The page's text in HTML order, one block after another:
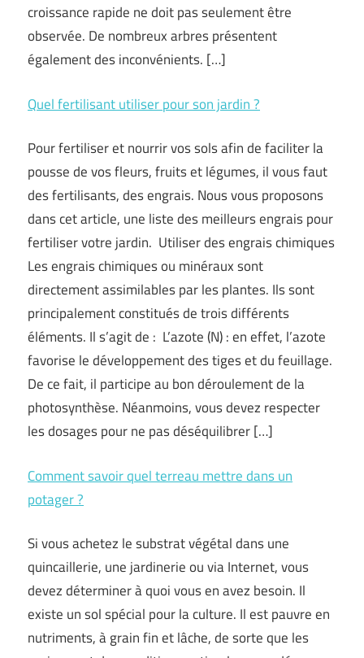
croissance rapide ne doit pas seulement être
observée. De nombreux arbres présentent
également des inconvénients. […]
Quel fertilisant utiliser pour son jardin ?
Pour fertiliser et nourrir vos sols afin de faciliter la
pousse de vos fleurs, fruits et légumes, il vous faut
des fertilisants, des engrais. Nous vous proposons
dans cet article, une liste des meilleurs engrais pour
fertiliser votre jardin. Utiliser des engrais chimiques
Les engrais chimiques ou minéraux sont
directement assimilables par les plantes. Ils sont
principalement constitués de trois différents
éléments. Il s’agit de : L’azote (N) : en effet, l’azote
favorise le développement des tiges et du feuillage.
De ce fait, il participe au bon déroulement de la
photosynthèse. Néanmoins, vous devez respecter
les dosages pour ne pas déséquilibrer […]
Comment savoir quel terreau mettre dans un
potager ?
Si vous achetez le substrat végétal dans une
quincaillerie, une jardinerie ou via Internet, vous
devez déterminer à quoi vous en avez besoin. Il
existe un sol spécial pour la culture. Il est pauvre en
nutriments, à grain fin et lâche, de sorte que les